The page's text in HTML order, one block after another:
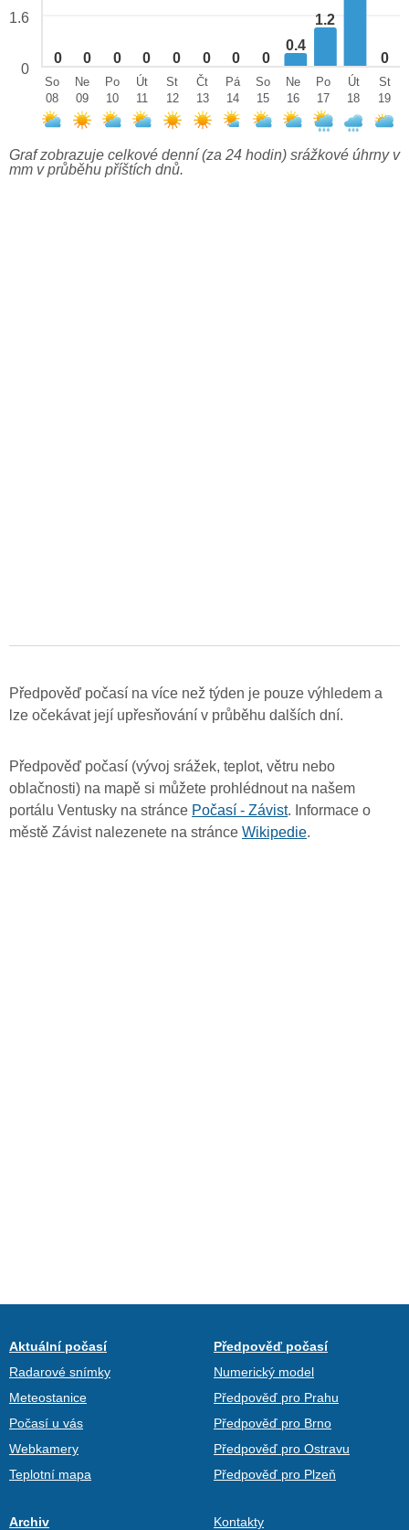
0 0 0 0 0 0 0 0
0.4
1.2
0
1.6
0
So
08
Ne
09
Po
10
Út
11
St
12
Čt
13
Pá
14
So
15
Ne
16
Po
17
Út
18
St
19
Graf zobrazuje celkové denní (za 24 hodin) srážkové úhrny v
mm v průběhu příštích dnů.
Předpověď počasí na více než týden je pouze výhledem a
lze očekávat její upřesňování v průběhu dalších dní.
Předpověď počasí (vývoj srážek, teplot, větru nebo
oblačnosti) na mapě si můžete prohlédnout na našem
portálu Ventusky na stránce Počasí - Závist. Informace o
městě Závist nalezenete na stránce Wikipedie.
Aktuální počasí
Radarové snímky
Meteostanice
Počasí u vás
Webkamery
Teplotní mapa
Předpověď počasí
Numerický model
Předpověď pro Prahu
Předpověď pro Brno
Předpověď pro Ostravu
Předpověď pro Plzeň
Archiv Kontakty